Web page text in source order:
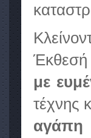
Έκθεσή
με
τέχνης
αγάπη